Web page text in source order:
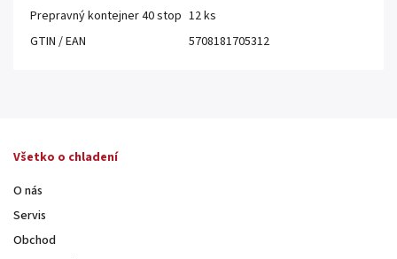
Prepravný kontejner 40 stop 12 ks
GTIN / EAN
5708181705312
Všetko o chladení
O nás
Servis
Obchod